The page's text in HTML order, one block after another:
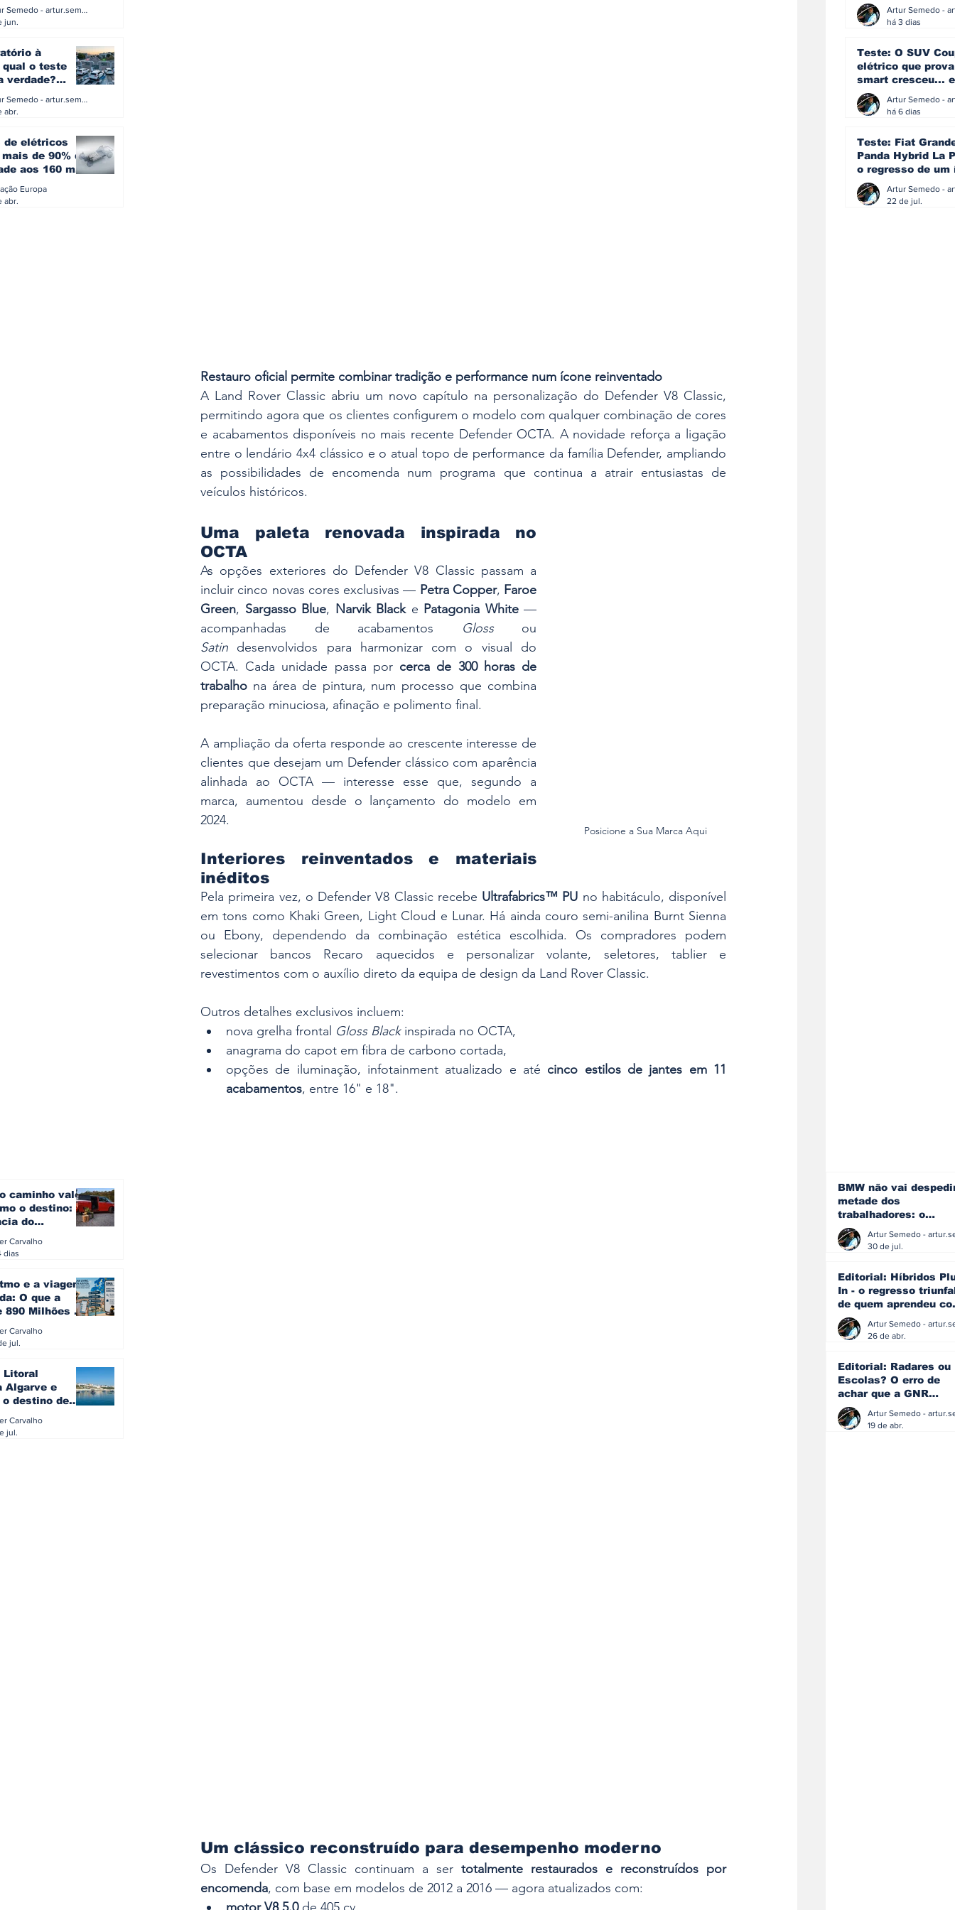
Artur Semedo - artur.semedo@publiracing.pt
jun.
à
qual o teste
verdade?
Artur Semedo - artur.semedo@publiracing.pt
abr.
de elétricos
de 90% da
aos 160 mil
Europa
abr.
Restauro oficial permite combinar tradição e performance num ícone reinventado
A Land Rover Classic abriu um novo capítulo na personalização do Defender V8 Classic,
permitindo agora que os clientes configurem o modelo com qualquer combinação de cores
e acabamentos disponíveis no mais recente Defender OCTA. A novidade reforça a ligação
entre o lendário 4x4 clássico e o atual topo de performance da família Defender, ampliando
as possibilidades de encomenda num programa que continua a atrair entusiastas de
veículos históricos.
Posicione a Sua Marca Aqui
Uma paleta renovada inspirada no
OCTA
As opções exteriores do Defender V8 Classic passam a
incluir cinco novas cores exclusivas — Petra Copper, Faroe
Green, Sargasso Blue, Narvik Black e Patagonia White —
acompanhadas de acabamentos
Gloss
Satin desenvolvidos para harmonizar com o visual do
OCTA. Cada unidade passa por cerca de 300 horas de
trabalho na área de pintura, num processo que combina
preparação minuciosa, afinação e polimento final.
A ampliação da oferta responde ao crescente interesse de
clientes que desejam um Defender clássico com aparência
alinhada ao OCTA — interesse esse que, segundo a
marca, aumentou desde o lançamento do modelo em
2024.
Interiores reinventados e materiais
inéditos
Pela primeira vez, o Defender V8 Classic recebe Ultrafabrics™ PU no habitáculo, disponível
em tons como Khaki Green, Light Cloud e Lunar. Há ainda couro semi-anilina Burnt Sienna
ou Ebony, dependendo da combinação estética escolhida. Os compradores podem
selecionar bancos Recaro aquecidos e personalizar volante, seletores, tablier e
revestimentos com o auxílio direto da equipa de design da Land Rover Classic.
Outros detalhes exclusivos incluem:
nova grelha frontal Gloss Black inspirada no OCTA,
anagrama do capot em fibra de carbono cortada,
opções de iluminação, infotainment atualizado e até cinco estilos de jantes em 11
acabamentos, entre 16" e 18".
Um clássico reconstruído para desempenho moderno
Os Defender V8 Classic continuam a ser totalmente restaurados e reconstruídos por
encomenda, com base em modelos de 2012 a 2016 — agora atualizados com:
caminho vale
o destino: a
do
europeu
Carvalho
dias
e a viagem
O que a
890 Milhões à
do turista na
Carvalho
jul.
Litoral
Algarve e
o destino de
Carvalho
jul.
ainda acredita na
manualhá 3 dias
Teste: O SUV
elétrico que
smart cresceu... e
amadureceu
há 6 dias
Teste: Fiat
Panda Hybrid La
o regresso de um
que percebeu que
evoluir não
perder a
22 de jul.
BMW não vai
metade dos
trabalhadores: o
problema é o
que muitos decidiram
30 de jul.
Editorial: Híbridos
In - o regresso
de quem aprendeu
os erros do passado
26 de abr.
Editorial: Radares ou
Escolas? O erro de
achar que a GNR
resolve o que a
educação falhou
19 de abr.